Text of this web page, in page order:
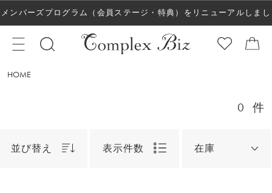
メンバーズプログラム（会員ステージ・特典）をリニューアルしまし
た！
HOME
0 件
並び替え 表示件数 在庫